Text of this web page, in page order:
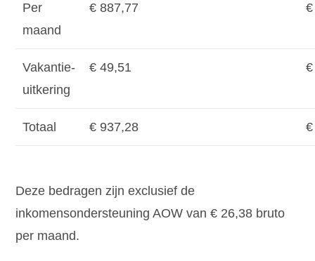
Per
maand
€ 887,77
Vakantie-
uitkering
€ 49,51
Totaal € 937,28
Deze bedragen zijn exclusief de
inkomensondersteuning AOW van € 26,38 bruto
per maand.